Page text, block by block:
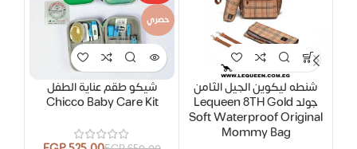
شنطه ليكوين الجيل الثامن
جولد Lequeen 8TH Gold
Soft Waterproof Original
Mommy Bag
حصري
شيكو طقم عناية الطفل
Chicco Baby Care Kit